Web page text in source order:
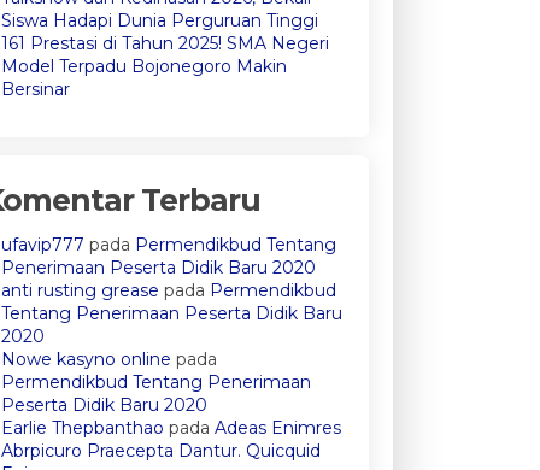
Siswa Hadapi Dunia Perguruan Tinggi
161 Prestasi di Tahun 2025! SMA Negeri
Model Terpadu Bojonegoro Makin
Bersinar
Terbaru
ufavip777 pada Permendikbud Tentang
Penerimaan Peserta Didik Baru 2020
anti rusting grease pada Permendikbud
Tentang Penerimaan Peserta Didik Baru
2020
Nowe kasyno online pada
Permendikbud Tentang Penerimaan
Peserta Didik Baru 2020
Earlie Thepbanthao padaAdeas Enimres
Abrpicuro Praecepta Dantur. Quicquid